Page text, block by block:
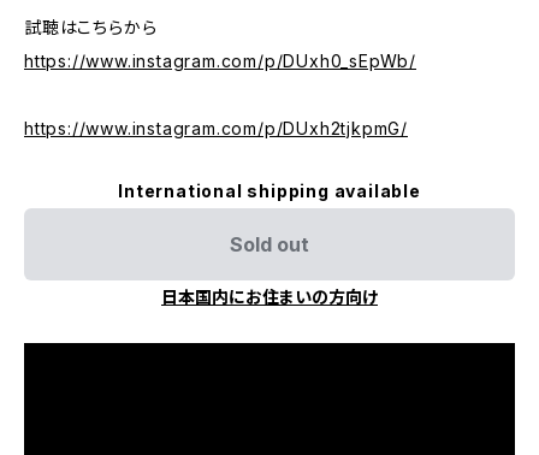
試聴はこちらから
https://www.instagram.com/p/DUxh0_sEpWb/
https://www.instagram.com/p/DUxh2tjkpmG/
International shipping available
Sold out
日本国内にお住まいの方向け